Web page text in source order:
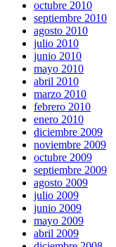
octubre 2010
septiembre 2010
agosto 2010
julio 2010
junio 2010
mayo 2010
abril 2010
marzo 2010
febrero 2010
enero 2010
diciembre 2009
noviembre 2009
octubre 2009
septiembre 2009
agosto 2009
julio 2009
junio 2009
mayo 2009
abril 2009